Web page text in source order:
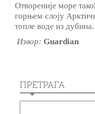
Отвореније море
горњем слоју
топле воде из дубина.
Извор: Guardian
ПРЕТРАГА